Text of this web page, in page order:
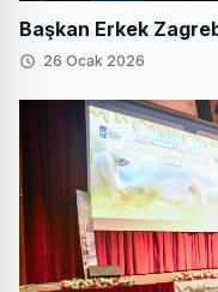
Başkan Erkek
26 Ocak 2026